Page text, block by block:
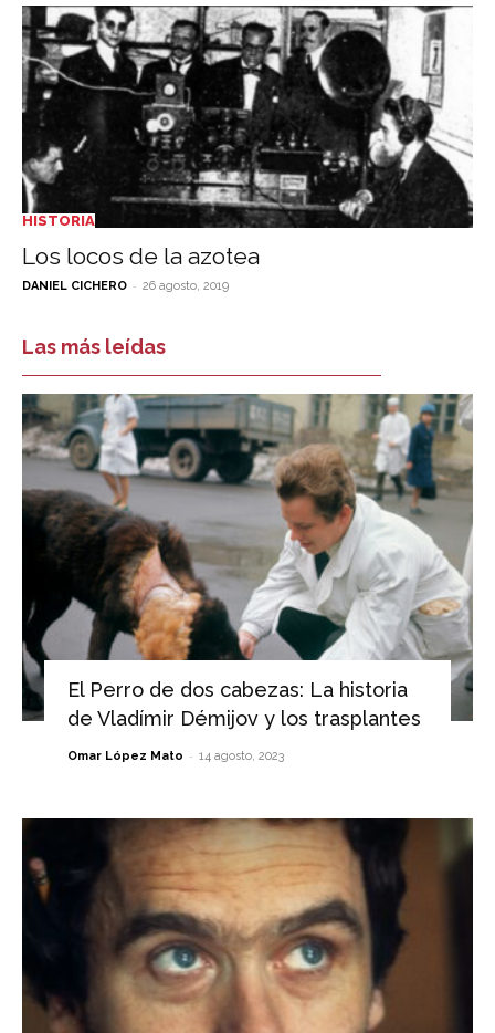
HISTORIA
Los locos de la azotea
DANIEL CICHERO - 26 agosto, 2019
Las más leídas
El Perro de dos cabezas: La historia
de Vladímir Démijov y los trasplantes
Omar López Mato - 14 agosto, 2023